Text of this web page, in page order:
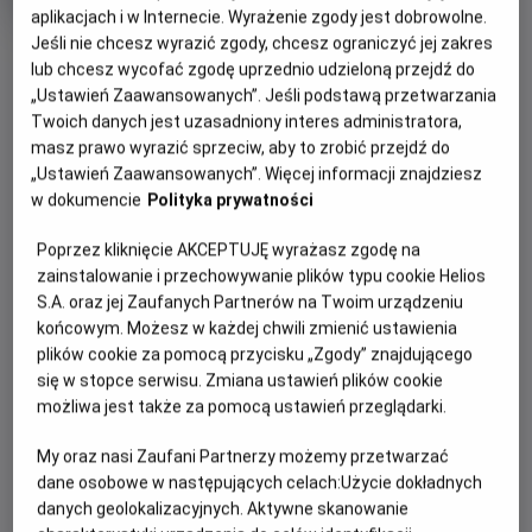
OBSERWUJ
rok
produkcji
10 lipca 2026
REŻYSERIA SCENARIUSZ
Miller
OBSADA
Dwayne Johnson, Catherine Laga'aia, John Tui
WIĘCEJ SZCZEGÓŁÓW
OPIS FILMU
Vaiana to aktorska wersja uwielbianej, nominowanej do
Oscara® animacji Disneya o tym samym tytule. Nastoletnia
Vaina odpowiada na wezwanie Oceanu i po raz pierwszy
wyrusza poza rafę swojej rodzinnej wyspy Motunui. W tej
podróży towarzyszy jej legendarny półbóg Maui (Dwayne
Johnson). Razem odważnie podejmują się niebezpiecznej
Film wyreżyserował laureat nagród Emmy® i Tony® Thomas
Kail (Hamilton). Producentami są Dwayne Johnson, Dany
aplikacjach i w Internecie. Wyrażenie zgody jest dobrowolne.
Jeśli nie chcesz wyrazić zgody, chcesz ograniczyć jej zakres
lub chcesz wycofać zgodę uprzednio udzieloną przejdź do
„Ustawień Zaawansowanych”. Jeśli podstawą przetwarzania
Twoich danych jest uzasadniony interes administratora,
masz prawo wyrazić sprzeciw, aby to zrobić przejdź do
„Ustawień Zaawansowanych”. Więcej informacji znajdziesz
w dokumencie Polityka prywatności
Poprzez kliknięcie AKCEPTUJĘ wyrażasz zgodę na
zainstalowanie i przechowywanie plików typu cookie Helios
S.A. oraz jej Zaufanych Partnerów na Twoim urządzeniu
końcowym. Możesz w każdej chwili zmienić ustawienia
plików cookie za pomocą przycisku „Zgody” znajdującego
się w stopce serwisu. Zmiana ustawień plików cookie
możliwa jest także za pomocą ustawień przeglądarki.
My oraz nasi Zaufani Partnerzy możemy przetwarzać
dane osobowe w następujących celach:Użycie dokładnych
danych geolokalizacyjnych. Aktywne skanowanie